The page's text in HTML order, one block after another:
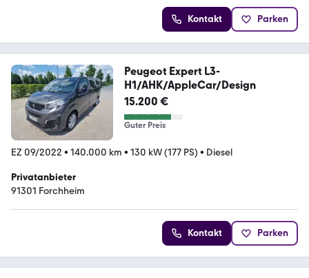
Kontakt Parken
Peugeot Expert L3-
H1/AHK/AppleCar/Design
15.200 €
Guter Preis
EZ 09/2022 • 140.000 km • 130 kW (177 PS) • Diesel
Privatanbieter
91301 Forchheim
Kontakt Parken